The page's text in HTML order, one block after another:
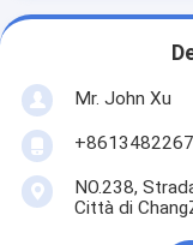
Circa noi
Contattici
Mr. John Xu
NO.238,
Città di